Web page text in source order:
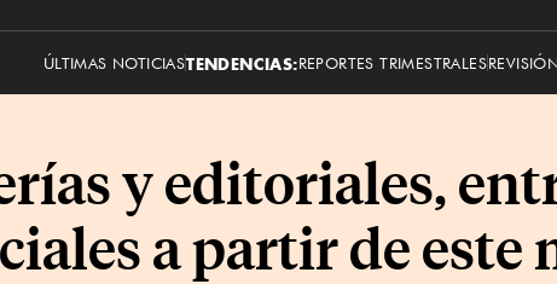
ÚLTIMAS NOTICIASTENDENCIAS:REPORTES TRIMESTRALES
y editoriales,
a partir de este